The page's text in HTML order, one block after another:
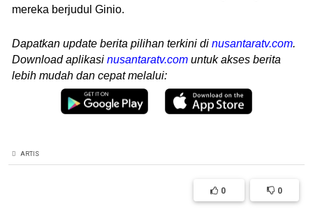
mereka berjudul Ginio.
Dapatkan update berita pilihan terkini di nusantaratv.com.
Download aplikasi nusantaratv.com untuk akses berita
lebih mudah dan cepat melalui:
ARTIS
0 0